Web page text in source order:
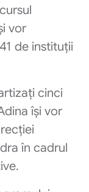
vor
de instituții
cinci
își vor
în cadrul